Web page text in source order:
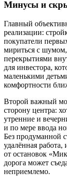
Минусы и
Главный
реализации:
покупатели
мириться с
перекрытиями
для инвестора,
маленькими
комфортности
Второй важный
сторону центра:
утренние и
и по мере ввода
Без продуманной
удалённая работа,
от остановок
дорога может
неприемлемо.